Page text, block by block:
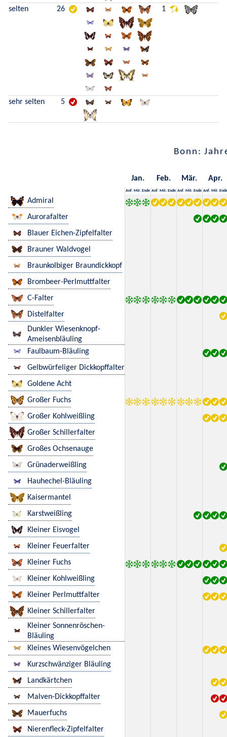
selten 26 1
sehr selten 5
Bonn:
Jan. Feb. Mär. Apr.
Anf. Mit. Ende Anf. Mit. Ende Anf. Mit. Ende Anf. Mit. Ende
Admiral
Aurorafalter
Blauer Eichen-Zipfelfalter
Brauner Waldvogel
Braunkolbiger Braundickkopf
Brombeer-Perlmuttfalter
C-Falter
Distelfalter
Dunkler Wiesenknopf-
Ameisenbläuling
Faulbaum-Bläuling
Gelbwürfeliger Dickkopffalter
Goldene Acht
Großer Fuchs
Großer Kohlweißling
Großer Schillerfalter
Großes Ochsenauge
Grünaderweißling
Hauhechel-Bläuling
Kaisermantel
Karstweißling
Kleiner Eisvogel
Kleiner Feuerfalter
Kleiner Fuchs
Kleiner Kohlweißling
Kleiner Perlmuttfalter
Kleiner Schillerfalter
Kleiner Sonnenröschen-
Bläuling
Kleines Wiesenvögelchen
Kurzschwänziger Bläuling
Landkärtchen
Malven-Dickkopffalter
Mauerfuchs
Nierenfleck-Zipfelfalter